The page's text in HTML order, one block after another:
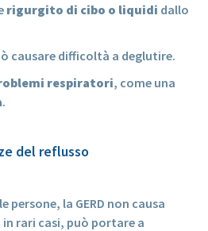
rigurgito di cibo o liquidi dallo
causare difficoltà a deglutire.
respiratori, come una
.
del reflusso
persone, la GERD non causa
rari casi, può portare a